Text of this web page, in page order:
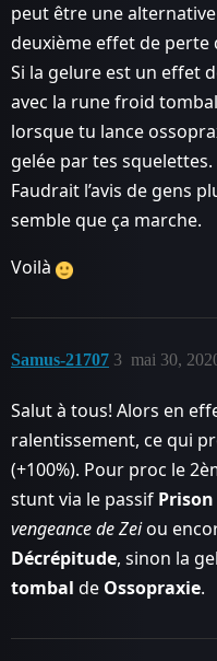
peut être une
deuxième effet de perte
Si la gelure est un effet
avec la rune froid
lorsque tu lance
gelée par tes squelettes.
Faudrait l’avis de gens
semble que ça marche.
Voilà
Samus-21707 mai 30,
3
Salut à tous! Alors en
ralentissement, ce qui
(+100%). Pour proc le
stunt via le passif Prison
vengeance de Zeiou
Décrépitude, sinon la
tombal de Ossopraxie.